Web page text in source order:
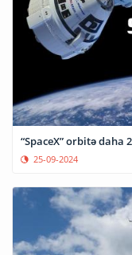
“SpaceX” orbitə daha
25-09-2024